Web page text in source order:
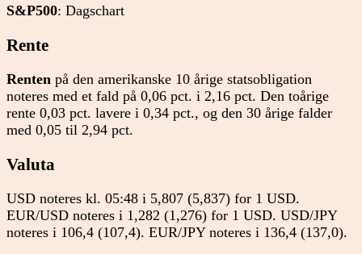
S&P500: Dagschart
Rente
Renten på den amerikanske 10 årige statsobligation
noteres med et fald på 0,06 pct. i 2,16 pct. Den toårige
rente 0,03 pct. lavere i 0,34 pct., og den 30 årige falder
med 0,05 til 2,94 pct.
Valuta
USD noteres kl. 05:48 i 5,807 (5,837) for 1 USD.
EUR/USD noteres i 1,282 (1,276) for 1 USD. USD/JPY
noteres i 106,4 (107,4). EUR/JPY noteres i 136,4 (137,0).